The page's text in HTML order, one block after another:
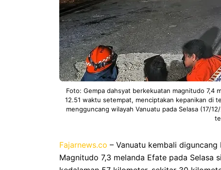
Foto: Gempa dahsyat berkekuatan magnitudo 7,4
12.51 waktu setempat, menciptakan kepanikan di
mengguncang wilayah Vanuatu pada Selasa (17/
Fajarnews.co – Vanuatu kembali
Magnitudo 7,3 melanda Efate pada Selasa